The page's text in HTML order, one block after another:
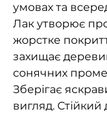
умовах та
Лак утворює
жорстке
захищає
сонячних
Зберігає
вигляд.